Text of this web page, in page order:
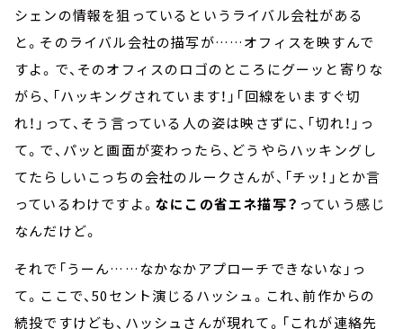
シェンの情報を狙っているというライバル会社がある
と。そのライバル会社の描写が……オフィスを映すんで
すよ。で、そのオフィスのロゴのところにグーッと寄りな
がら、「ハッキングされています！」「回線をいますぐ切
れ！」って、そう言っている人の姿は映さずに、「切れ！」っ
て。で、パッと画面が変わったら、どうやらハッキングし
てたらしいこっちの会社のルークさんが、「チッ！」とか言
っているわけですよ。 なにこの省エネ描写？ っていう感じ
なんだけど。
それで「うーん……なかなかアプローチできないな」っ
て。ここで、50セント演じるハッシュ。これ、前作からの
続投ですけども、ハッシュさんが現れて。「これが連絡先